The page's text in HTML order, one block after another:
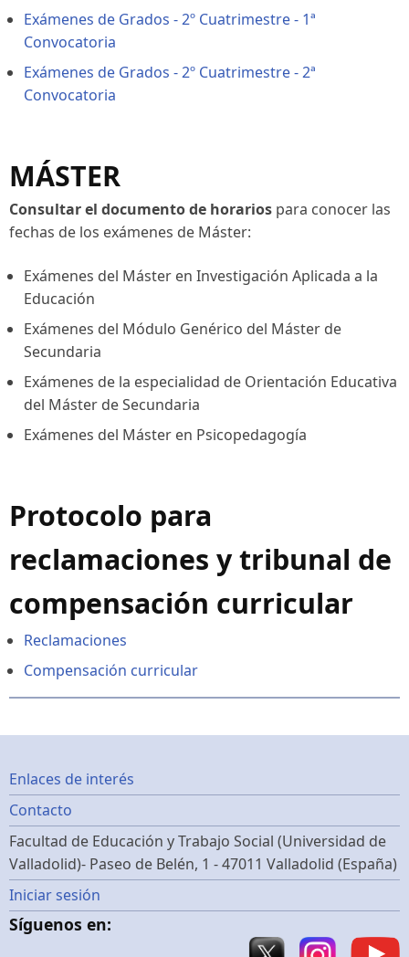
Exámenes de Grados - 2º Cuatrimestre - 1ª
Convocatoria
Exámenes de Grados - 2º Cuatrimestre - 2ª
Convocatoria
MÁSTER
Consultar el documento de horarios para conocer las
fechas de los exámenes de Máster:
Exámenes del Máster en Investigación Aplicada a la
Educación
Exámenes del Módulo Genérico del Máster de
Secundaria
Exámenes de la especialidad de Orientación Educativa
del Máster de Secundaria
Exámenes del Máster en Psicopedagogía
Protocolo para
reclamaciones y tribunal de
compensación curricular
Reclamaciones
Compensación curricular
Footer
menu
Enlaces de interés
Contacto
Facultad de Educación y Trabajo Social (Universidad de
Valladolid)- Paseo de Belén, 1 - 47011 Valladolid (España)
Menú
de
Iniciar sesión
Síguenos en: